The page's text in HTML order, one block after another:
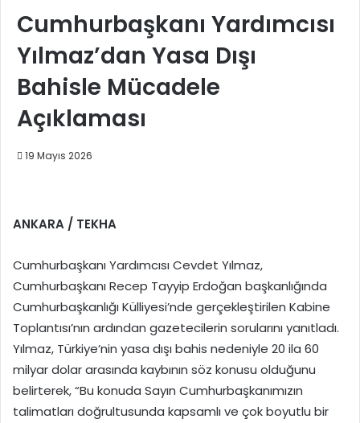
Cumhurbaşkanı Yardımcısı
Yılmaz’dan Yasa Dışı
Bahisle Mücadele
Açıklaması
19 Mayıs 2026
ANKARA / TEKHA
Cumhurbaşkanı Yardımcısı Cevdet Yılmaz,
Cumhurbaşkanı Recep Tayyip Erdoğan başkanlığında
Cumhurbaşkanlığı Külliyesi’nde gerçekleştirilen Kabine
Toplantısı’nın ardından gazetecilerin sorularını yanıtladı.
Yılmaz, Türkiye’nin yasa dışı bahis nedeniyle 20 ila 60
milyar dolar arasında kaybının söz konusu olduğunu
belirterek, “Bu konuda Sayın Cumhurbaşkanımızın
talimatları doğrultusunda kapsamlı ve çok boyutlu bir